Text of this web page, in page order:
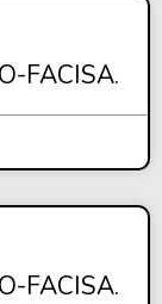
FACISA.
FACISA.